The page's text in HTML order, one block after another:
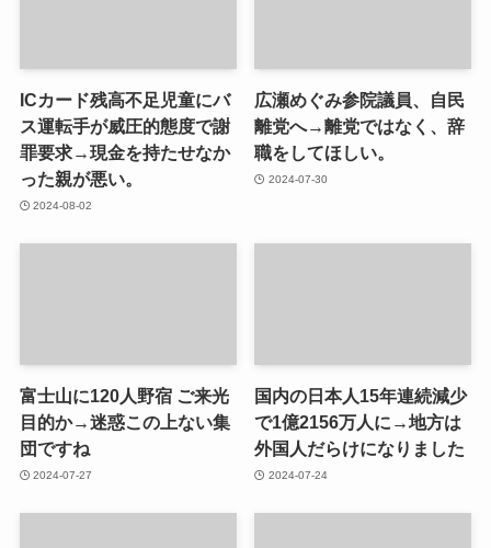
ICカード残高不足児童にバ
ス運転手が威圧的態度で謝
罪要求→現金を持たせなか
った親が悪い。
2024-08-02
広瀬めぐみ参院議員、自民
離党へ→離党ではなく、辞
職をしてほしい。
2024-07-30
富士山に120人野宿 ご来光
目的か→迷惑この上ない集
団ですね
2024-07-27
国内の日本人15年連続減少
で1億2156万人に→地方は
外国人だらけになりました
2024-07-24